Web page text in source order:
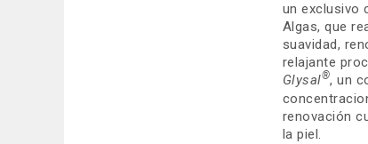
un exclusivo
Algas, que
suavidad,
relajante
Glysal®, un
renovación
la piel.